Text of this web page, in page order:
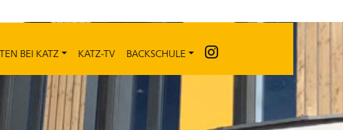
BEI KATZ KATZ-TV BACKSCHULE